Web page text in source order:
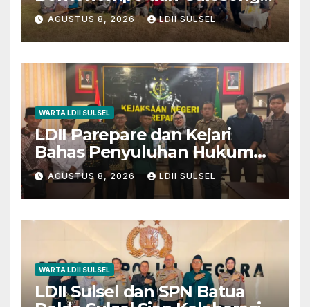
Kerja Bakti Bersama di
Lapangan Barembeng
AGUSTUS 8, 2026 LDII SULSEL
WARTA LDII SULSEL
LDII Parepare dan Kejari
Bahas Penyuluhan Hukum
untuk Warga dan Masyarakat
AGUSTUS 8, 2026 LDII SULSEL
WARTA LDII SULSEL
LDII Sulsel dan SPN Batua